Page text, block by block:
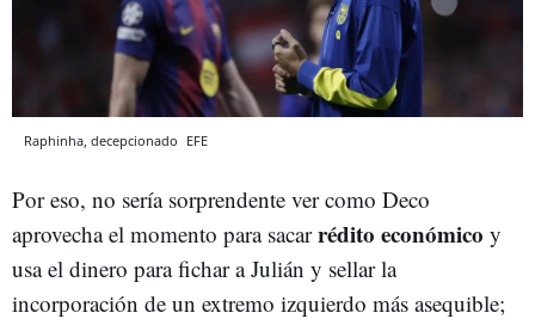
Raphinha, decepcionado EFE
Por eso, no sería sorprendente ver como Deco
aprovecha el momento para sacarrédito económico y
usa el dinero para fichar a Julián y sellar la
incorporación de un extremo izquierdo más asequible;